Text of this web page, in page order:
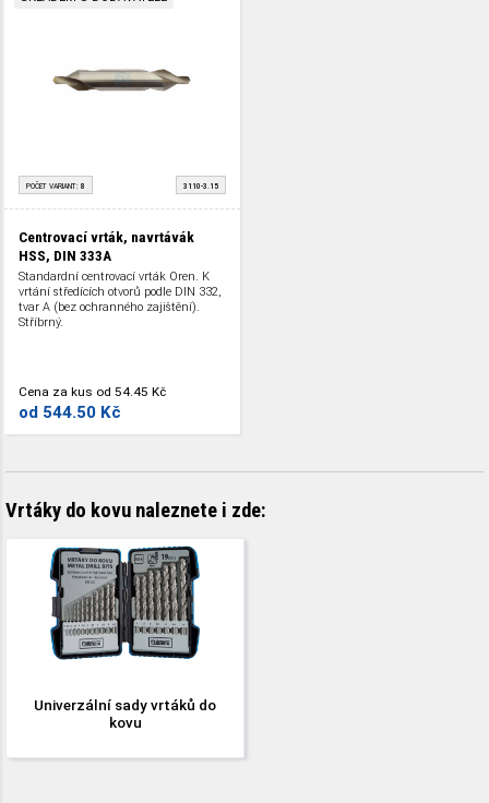
POČET VARIANT: 8 3110-3.15
Centrovací vrták, navrtávák
HSS, DIN 333A
Standardní centrovací vrták Oren. K
vrtání středících otvorů podle DIN 332,
tvar A (bez ochranného zajištění).
Stříbrný.
Cena za kus od 54.45 Kč
od 544.50 Kč
Vrtáky do kovu naleznete i zde:
Univerzální sady vrtáků do
kovu